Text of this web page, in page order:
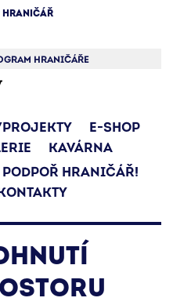
HRANIČÁŘE
E-SHOP
KAVÁRNA
PODPOŘ HRANIČÁŘ!
KONTAKTY